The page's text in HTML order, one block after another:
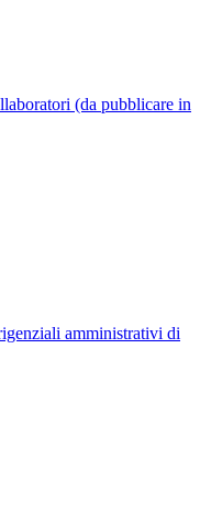
(da pubblicare in
amministrativi di